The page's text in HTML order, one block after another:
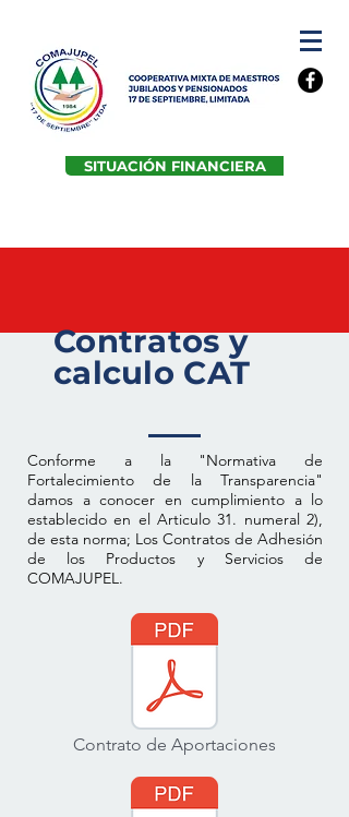
SITUACIÓN FINANCIERA
Contratos y
calculo CAT
Conforme a la "Normativa de
Fortalecimiento de la Transparencia"
damos a conocer en cumplimiento a lo
establecido en el Articulo 31. numeral 2),
de esta norma; Los Contratos de Adhesión
de los Productos y Servicios de
COMAJUPEL.
Contrato de Aportaciones